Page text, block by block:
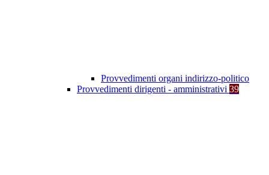
Provvedimenti organi indirizzo-politico
Provvedimenti dirigenti - amministrativi 39